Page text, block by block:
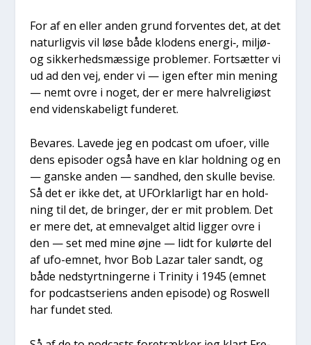
For af en eller anden grund for­ven­tes det, at det
natur­lig­vis vil løse både klo­dens energi‑, mil­jø-
og sik­ker­heds­mæs­si­ge pro­ble­mer. Fort­sæt­ter vi
ud ad den vej, ender vi — igen efter min mening
— nemt ovre i noget, der er mere halv­re­li­gi­øst
end viden­ska­be­ligt fun­de­ret.
Beva­res. Lave­de jeg en podcast om ufo­er, vil­le
dens epi­so­der også have en klar hold­ning og en
— gan­ske anden — sand­hed, den skul­le bevi­se.
Så det er ikke det, at UFOr­klar­ligt har en hold­
ning til det, de brin­ger, der er mit pro­blem. Det
er mere det, at emne­val­get altid lig­ger ovre i
den — set med mine øjne — lidt for kulør­te del
af ufo-emnet, hvor Bob Lazar taler sandt, og
både nedstyrt­nin­ger­ne i Tri­ni­ty i 1945 (emnet
for podcast­se­ri­ens anden epi­so­de) og Roswell
har fun­det sted.